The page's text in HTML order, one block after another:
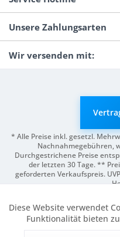
Unsere Zahlungsarten
Wir versenden mit:
* Alle Preise inkl. gesetzl.
Nachnahmegebühren,
Durchgestrichene Preise
der letzten 30 Tage. **
geforderten Verkaufspreis.
Funktionale
Diese Website verwendet
Funktionalität bieten